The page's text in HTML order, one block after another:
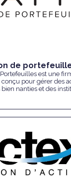
de
est une
pour gérer des
nanties et des